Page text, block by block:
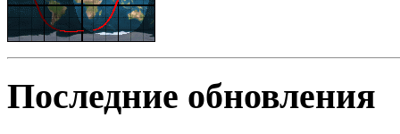
Последние обновления